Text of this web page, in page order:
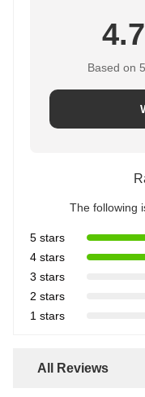
4.7
Based on
The following
5 stars
4 stars
3 stars
2 stars
1 stars
All Reviews